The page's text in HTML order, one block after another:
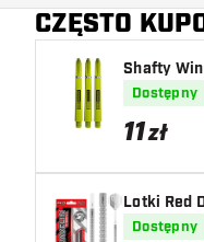
CZĘSTO
Shafty
Dostępny
11zł
Lotki Red
Dostępny